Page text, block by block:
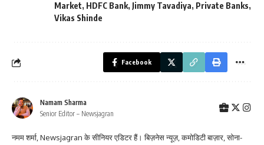
Market, HDFC Bank, Jimmy Tavadiya, Private Banks,
Vikas Shinde
Facebook
Namam Sharma
Senior Editor – Newsjagran
नमम शर्मा, Newsjagran के सीनियर एडिटर हैं। बिज़नेस न्यूज़, कमोडिटी बाज़ार, सोना-